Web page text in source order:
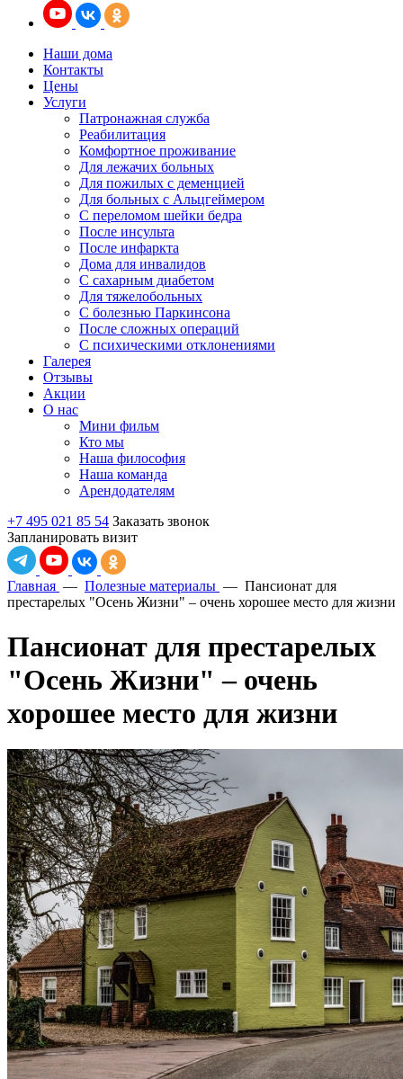
Наши дома
Контакты
Цены
Услуги
Патронажная служба
Реабилитация
Комфортное проживание
Для лежачих больных
Для пожилых с деменцией
Для больных с Альцгеймером
С переломом шейки бедра
После инсульта
После инфаркта
Дома для инвалидов
С сахарным диабетом
Для тяжелобольных
С болезнью Паркинсона
После сложных операций
С психическими отклонениями
Галерея
Отзывы
Акции
О нас
Мини фильм
Кто мы
Наша философия
Наша команда
Арендодателям
+7 495 021 85 54 Заказать звонок
Запланировать визит
Главная — Полезные материалы — Пансионат для
престарелых "Осень Жизни" – очень хорошее место для жизни
Пансионат для престарелых
"Осень Жизни" – очень
хорошее место для жизни